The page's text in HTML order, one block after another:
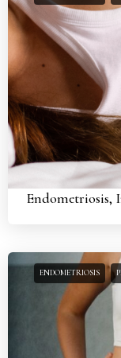
Endometriosis,
ENDOMETRIOSIS